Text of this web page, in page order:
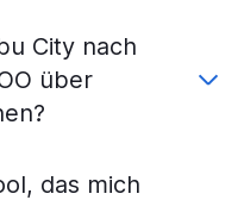
City nach
über
das mich